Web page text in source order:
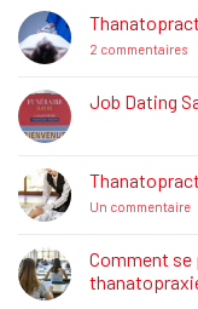
La
Réglementation
Funéraire
2 commentairessur
Job Dating
Job
Dating
Salon
SUD
Un commentaire
Comment se